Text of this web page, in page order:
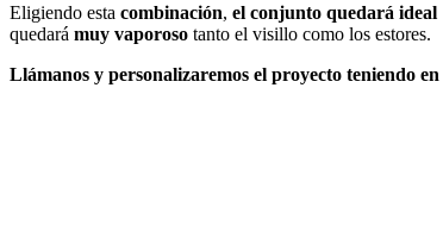
Eligiendo esta combinación, el conjunto quedará ideal
quedará muy vaporoso tanto el visillo como los estores.
Llámanos y personalizaremos el proyecto teniendo